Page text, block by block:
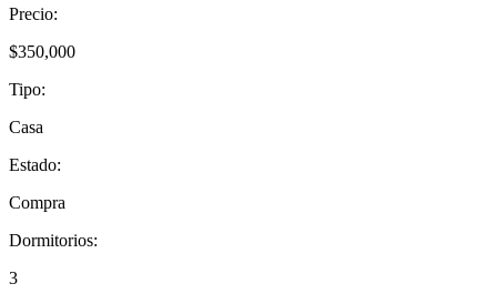
Precio:
$350,000
Tipo:
Casa
Estado:
Compra
Dormitorios:
3